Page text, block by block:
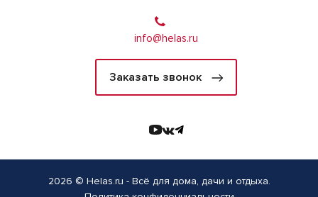
info@helas.ru
Заказать звонок
2026 © Helas.ru - Всё для дома, дачи и отдыха.